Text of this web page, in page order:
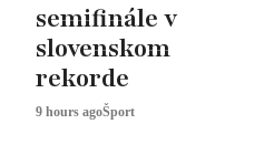
semifinále v
slovenskom
rekorde
9 hours agoŠport